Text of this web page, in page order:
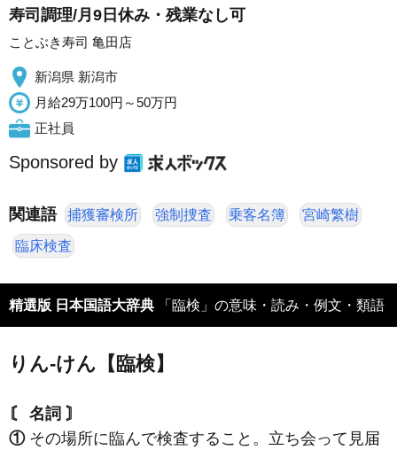
寿司調理/月9日休み・残業なし可
ことぶき寿司 亀田店
新潟県 新潟市
月給29万100円～50万円
正社員
Sponsored by
関連語 捕獲審検所 強制捜査 乗客名簿 宮崎繁樹
臨床検査
精選版 日本国語大辞典 「臨検」の意味・読み・例文・類語
りん‐けん【臨検】
〘 名詞 〙
①その場所に臨んで検査すること。立ち会って見届